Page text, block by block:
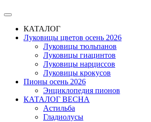
КАТАЛОГ
Луковицы цветов осень 2026
Луковицы тюльпанов
Луковицы гиацинтов
Луковицы нарциссов
Луковицы крокусов
Пионы осень 2026
Энциклопедия пионов
КАТАЛОГ ВЕСНА
Астильба
Гладиолусы